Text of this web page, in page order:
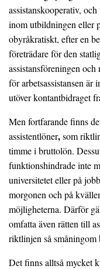
assistanskooperativ,
inom utbildningen eller
obyråkratiskt, efter en
företrädare för den
assistansföreningen
för arbetsassistansen är
utöver kontantbidraget
Men fortfarande finns
assistentlöner,som
timme i bruttolön.
funktionshindrade inte
universitetet eller på
morgonen och på
möjligheterna. Därför
omfatta även rätten till
riktlinjen så
Det finns alltså mycket